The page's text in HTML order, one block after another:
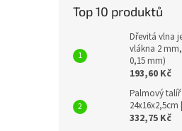
Top 10 produktů
Dřevitá vlna
vlákna 2
0,15 mm)
193,60 Kč
Palmový
24x16x2,5cm
332,75 Kč